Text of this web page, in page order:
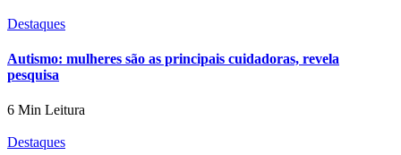
Destaques
Autismo: mulheres são as principais cuidadoras, revela
pesquisa
6 Min Leitura
Destaques